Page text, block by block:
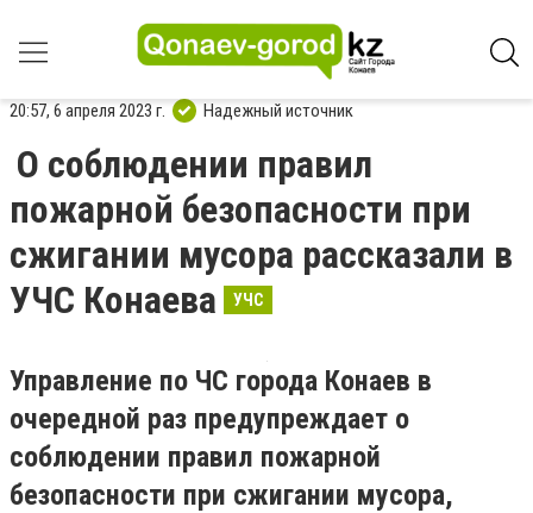
20:57, 6 апреля 2023 г. Надежный источник
О соблюдении правил
пожарной безопасности при
сжигании мусора рассказали в
УЧС Конаева
УЧС
Управление по ЧС города Конаев в
очередной раз предупреждает о
соблюдении правил пожарной
безопасности при сжигании мусора,